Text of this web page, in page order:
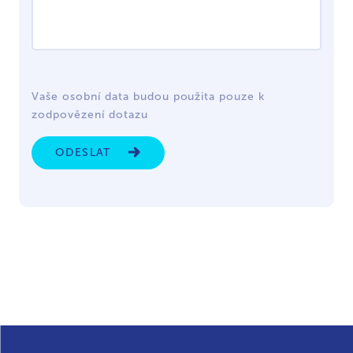
Vaše osobní data budou použita pouze k
zodpovězení dotazu
ODESLAT